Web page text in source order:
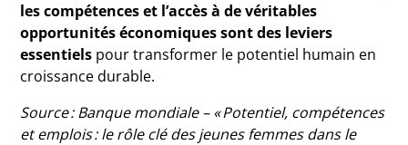
les compétences et l’accès à de véritables
opportunités économiques sont des leviers
essentiels pour transformer le potentiel humain en
croissance durable.
Source : Banque mondiale – « Potentiel, compétences
et emplois : le rôle clé des jeunes femmes dans le